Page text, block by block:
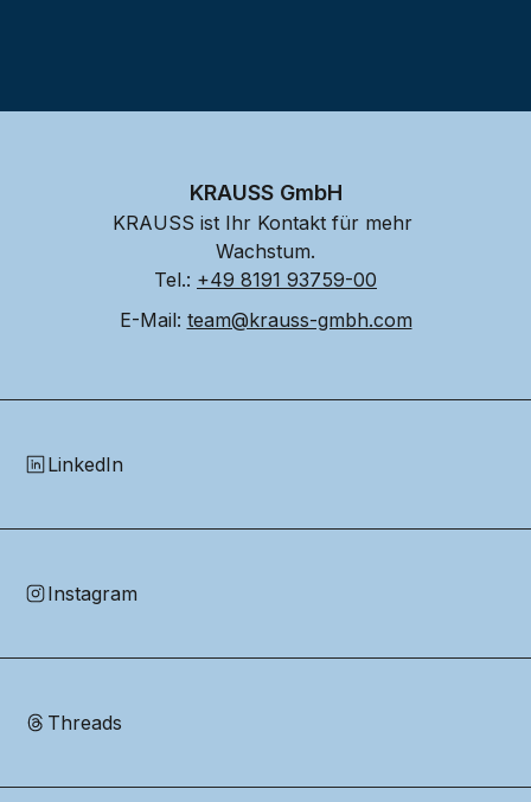
KRAUSS GmbH
KRAUSS ist Ihr Kontakt für mehr
Wachstum.
Tel.: +49 8191 93759-00
E-Mail: team@krauss-gmbh.com
LinkedIn
Instagram
Threads